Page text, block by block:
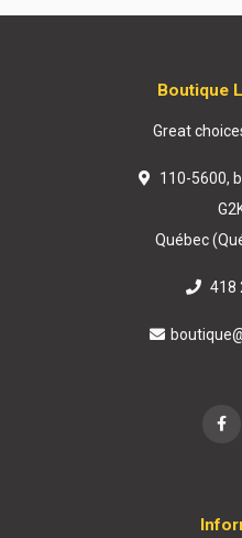
Boutique
Great
110-5600,
Québec
418